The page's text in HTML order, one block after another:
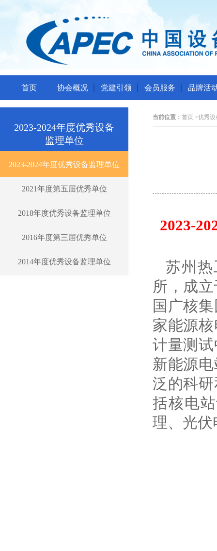
首页 协会概况 党建引领 会员服务 品牌活
2023-2024年度优秀设备
监理单位
2023-2024年度优秀设备监理单位
2021年度第五届优秀单位
2018年度优秀设备监理单位
2016年度第三届优秀单位
2014年度优秀设备监理单位
当前位置： 首页 >优秀设
2023-
苏州
所，成
国广核
家能源
计量测
新能源
泛的科
括核电
理、光